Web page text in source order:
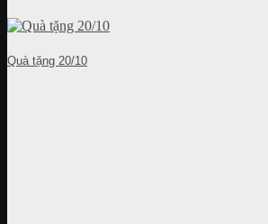
Quà tặng 20/10